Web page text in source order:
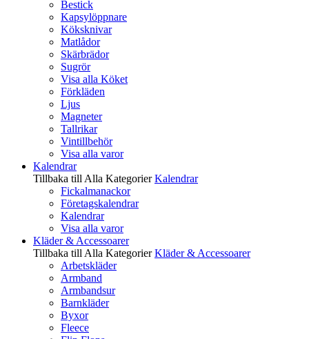
Bestick
Kapsylöppnare
Köksknivar
Matlådor
Skärbrädor
Sugrör
Visa alla Köket
Förkläden
Ljus
Magneter
Tallrikar
Vintillbehör
Visa alla varor
Kalendrar
Tillbaka till Alla Kategorier Kalendrar
Fickalmanackor
Företagskalendrar
Kalendrar
Visa alla varor
Kläder & Accessoarer
Tillbaka till Alla Kategorier Kläder & Accessoarer
Arbetskläder
Armband
Armbandsur
Barnkläder
Byxor
Fleece